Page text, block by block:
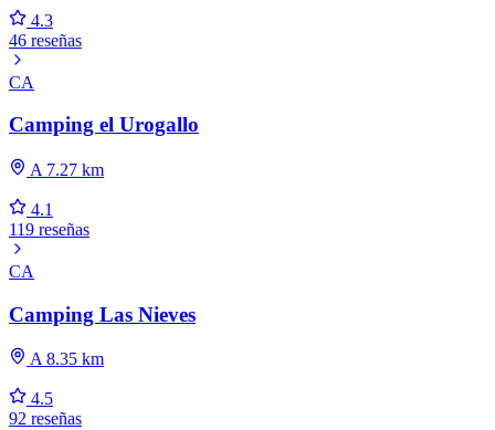
4.3
46 reseñas
CA
Camping el Urogallo
A 7.27 km
4.1
119 reseñas
CA
Camping Las Nieves
A 8.35 km
4.5
92 reseñas